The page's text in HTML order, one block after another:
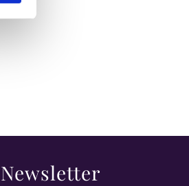
Newsletter